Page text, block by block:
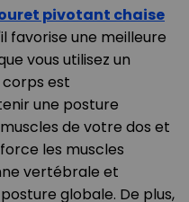
pivotant chaise
favorise une meilleure
vous utilisez un
est
une posture
de votre dos et
les muscles
vertébrale et
globale. De plus,